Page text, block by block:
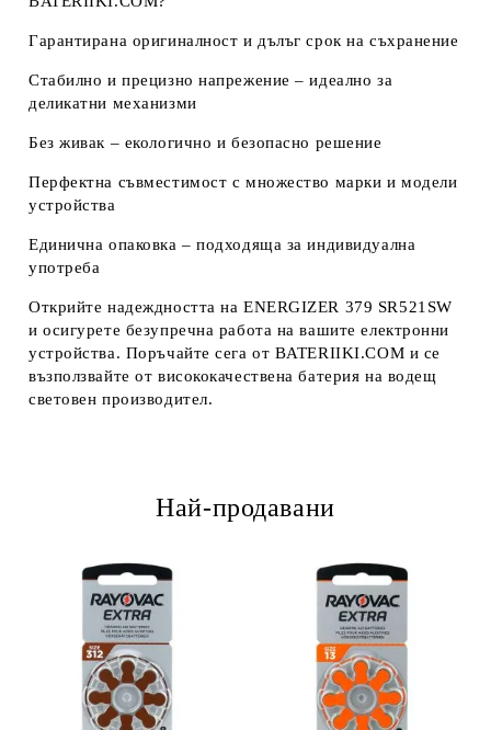
Гарантирана оригиналност и дълъг срок на съхранение
Стабилно и прецизно напрежение – идеално за
деликатни механизми
Без живак – екологично и безопасно решение
Перфектна съвместимост с множество марки и модели
устройства
Единична опаковка – подходяща за индивидуална
употреба
Открийте надеждността на ENERGIZER 379 SR521SW
и осигурете безупречна работа на вашите електронни
устройства. Поръчайте сега от BATERIIKI.COM и се
възползвайте от висококачествена батерия на водещ
световен производител.
Най-продавани